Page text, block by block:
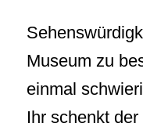
Museum zu
einmal
Ihr schenkt